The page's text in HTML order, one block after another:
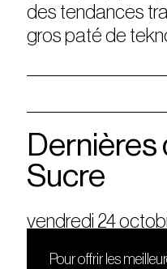
des tendances
gros paté de
Dernières
Sucre
vendredi 24
Pour offrir les